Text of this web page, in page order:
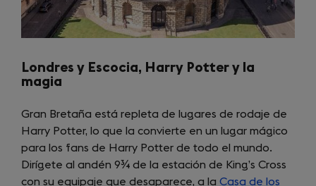
Londres y Escocia, Harry Potter y la
magia
Gran Bretaña está repleta de lugares de rodaje de
Harry Potter, lo que la convierte en un lugar mágico
para los fans de Harry Potter de todo el mundo.
Dirígete al andén 9¾ de la estación de King’s Cross
con su equipaje que desaparece, a la Casa de los